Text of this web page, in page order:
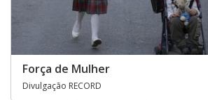
Força de Mulher
Divulgação RECORD